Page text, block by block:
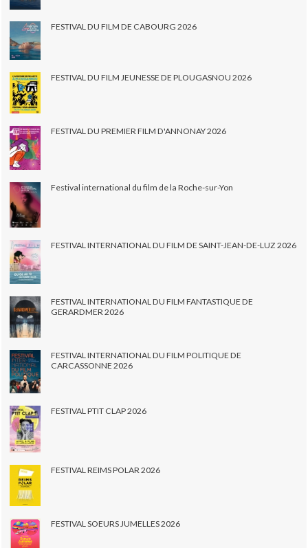
FESTIVAL DU FILM DE CABOURG 2026
FESTIVAL DU FILM JEUNESSE DE PLOUGASNOU 2026
FESTIVAL DU PREMIER FILM D'ANNONAY 2026
Festival international du film de la Roche-sur-Yon
FESTIVAL INTERNATIONAL DU FILM DE SAINT-JEAN-DE-LUZ 2026
FESTIVAL INTERNATIONAL DU FILM FANTASTIQUE DE
GERARDMER 2026
FESTIVAL INTERNATIONAL DU FILM POLITIQUE DE
CARCASSONNE 2026
FESTIVAL PTIT CLAP 2026
FESTIVAL REIMS POLAR 2026
FESTIVAL SOEURS JUMELLES 2026